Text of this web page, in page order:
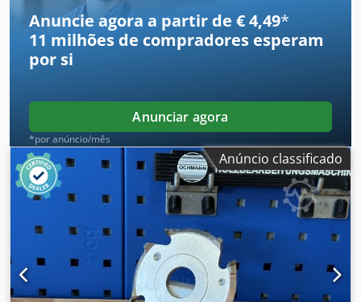
condição correspondente.
Anuncie agora a partir de € 4,49*
11 milhões de compradores esperam
por si
Anunciar agora
*por anúncio/mês
Anúncio classificado